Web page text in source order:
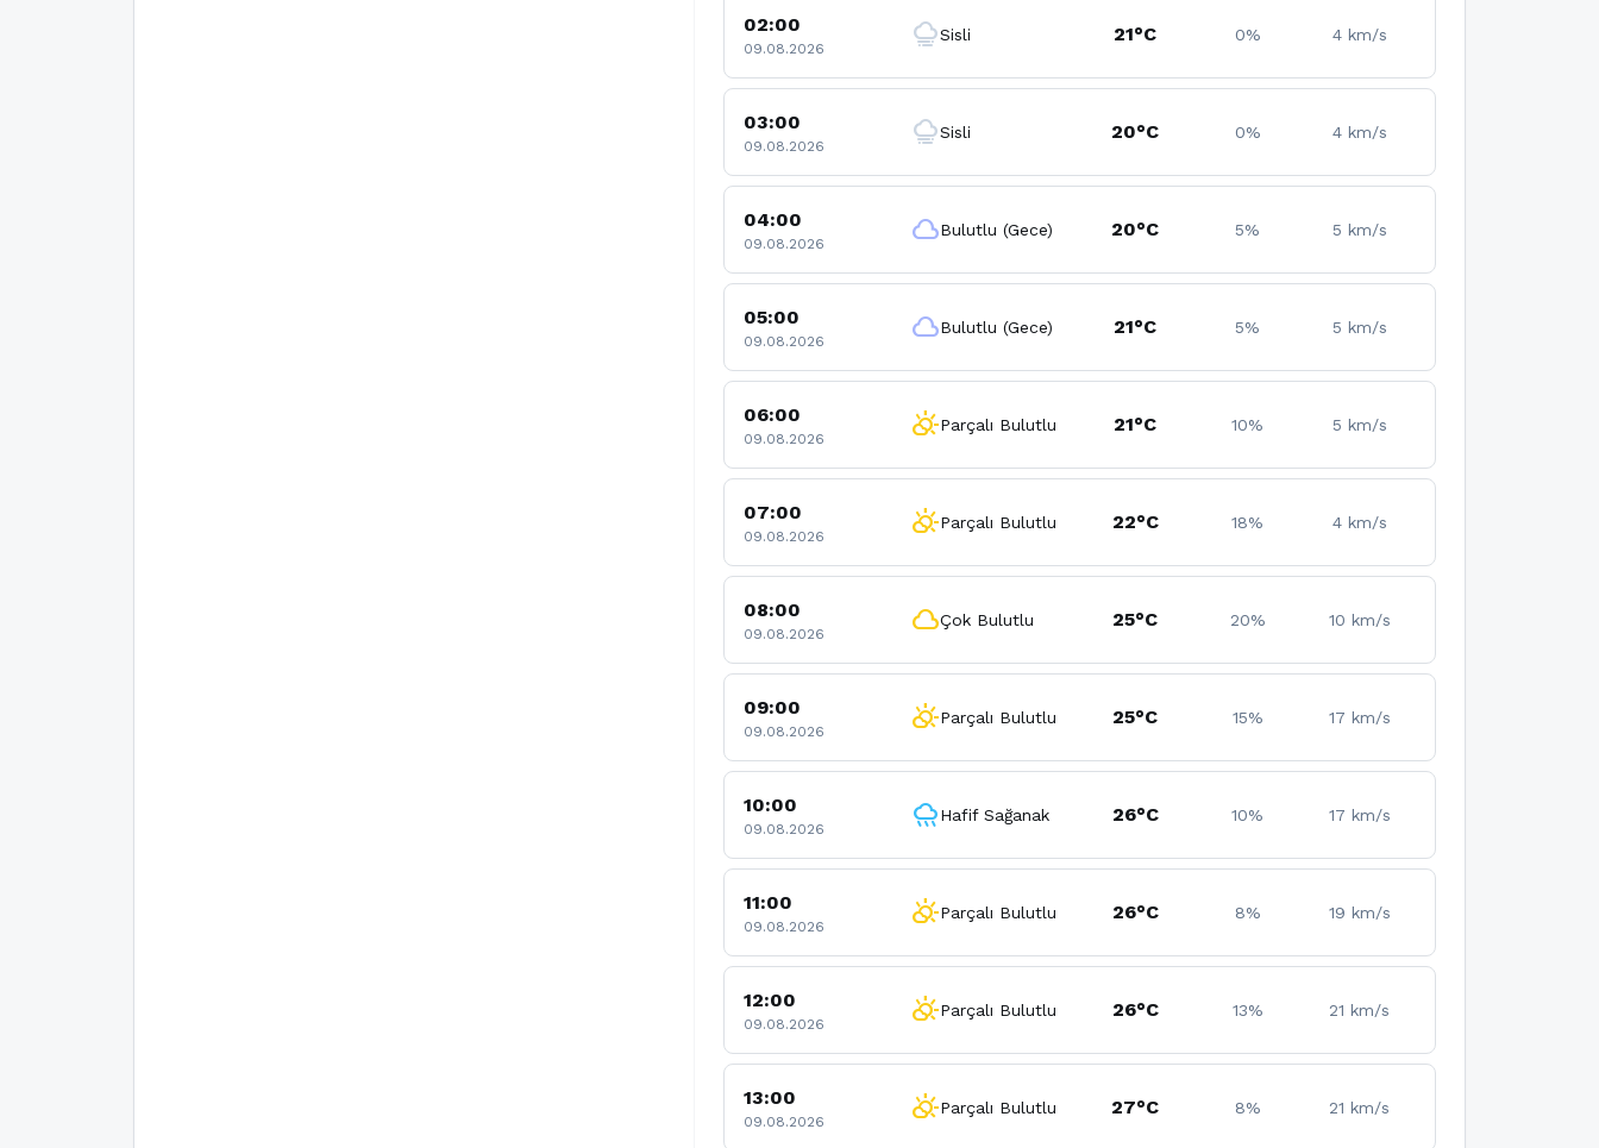
02:00
09.08.2026 foggySisli 21°C 0% 4 km/s
03:00
09.08.2026 foggySisli 20°C 0% 4 km/s
04:00
09.08.2026 cloudBulutlu (Gece) 20°C 5% 5 km/s
05:00
09.08.2026 cloudBulutlu (Gece) 21°C 5% 5 km/s
06:00
09.08.2026 partly_cloudy_dayParçalı Bulutlu 21°C 10% 5 km/s
07:00
09.08.2026 partly_cloudy_dayParçalı Bulutlu 22°C 18% 4 km/s
08:00
09.08.2026 cloudÇok Bulutlu 25°C 20% 10 km/s
09:00
09.08.2026 partly_cloudy_dayParçalı Bulutlu 25°C 15% 17 km/s
10:00
09.08.2026 rainyHafif Sağanak 26°C 10% 17 km/s
11:00
09.08.2026 partly_cloudy_dayParçalı Bulutlu 26°C 8% 19 km/s
12:00
09.08.2026 partly_cloudy_dayParçalı Bulutlu 26°C 13% 21 km/s
13:00
09.08.2026 partly_cloudy_dayParçalı Bulutlu 27°C 8% 21 km/s